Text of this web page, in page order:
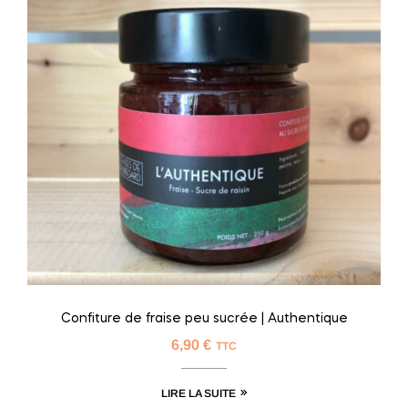
Confiture de fraise peu sucrée | Authentique
6,90 € TTC
LIRE LA SUITE